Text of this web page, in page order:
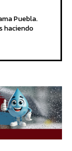
Puebla.
haciendo